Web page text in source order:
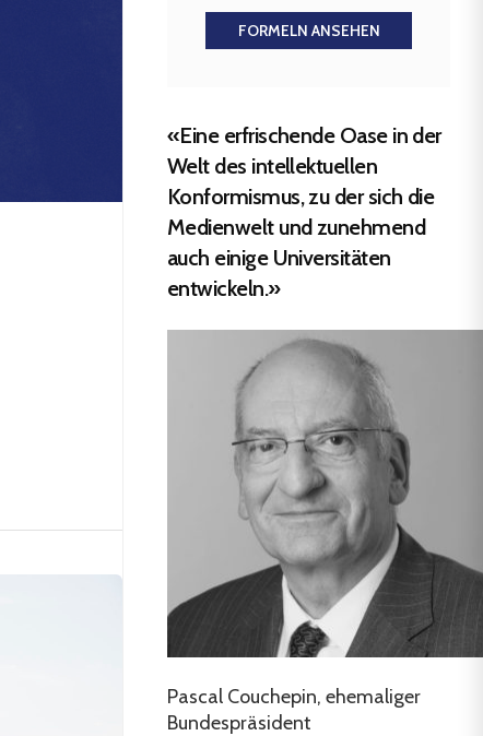
FORMELN ANSEHEN
«Eine erfrischende Oase in der
Welt des intellektuellen
Konformismus, zu der sich die
Medienwelt und zunehmend
auch einige Universitäten
entwickeln.»
Pascal Couchepin, ehemaliger
Bundespräsident